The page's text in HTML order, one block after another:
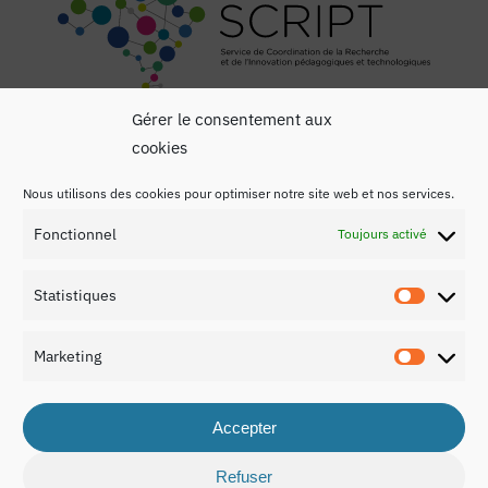
Gérer le consentement aux
cookies
Nous utilisons des cookies pour optimiser notre site web et nos services.
Fonctionnel Toujours activé
Statistiques
Marketing
Accepter
Refuser
Politique de confidentialité